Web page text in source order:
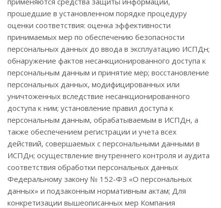
прошедшие в установленном порядке процедуру
оценки соответствия: оценка эффективности
принимаемых мер по обеспечению безопасности
персональных данных до ввода в эксплуатацию ИСПДн;
обнаружение фактов несанкционированного доступа к
персональным данным и принятие мер; восстановление
персональных данных, модифицированных или
уничтоженных вследствие несанкционированного
доступа к ним; установление правил доступа к
персональным данным, обрабатываемым в ИСПДн, а
также обеспечением регистрации и учета всех
действий, совершаемых с персональными данными в
ИСПДн; осуществление внутреннего контроля и аудита
соответствия обработки персональных данных
Федеральному закону № 152-ФЗ «О персональных
данных» и подзаконным нормативным актам; Для
конкретизации вышеописанных мер Компания